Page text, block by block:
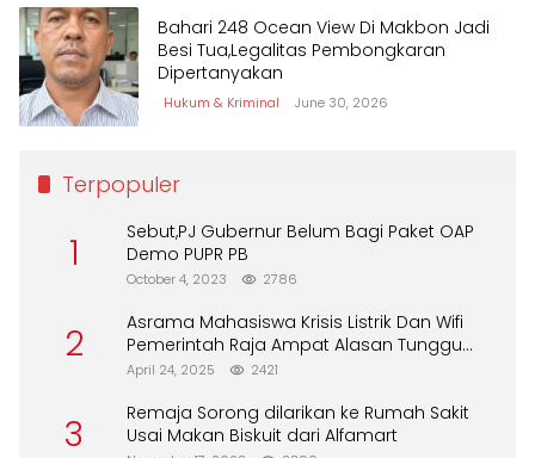
Bahari 248 Ocean View Di Makbon Jadi
Besi Tua,Legalitas Pembongkaran
Dipertanyakan
Hukum & Kriminal June 30, 2026
Terpopuler
1
Sebut,PJ Gubernur Belum Bagi Paket OAP
Demo PUPR PB
October 4, 2023 2786
2
Asrama Mahasiswa Krisis Listrik Dan Wifi
Pemerintah Raja Ampat Alasan Tunggu
DPA
April 24, 2025 2421
3
Remaja Sorong dilarikan ke Rumah Sakit
Usai Makan Biskuit dari Alfamart